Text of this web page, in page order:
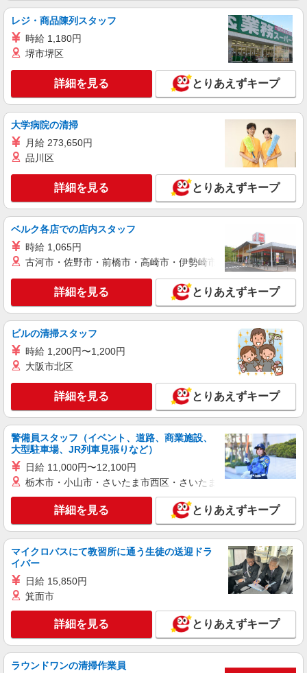
派遣社員
パーソルテンプスタッフ株式会社 中部コーディネートセンター二課
（刈谷）/26-0440845
ートがメインの事務アシ
時給1500円
愛知県刈谷市／最寄駅：刈谷駅、逢妻駅 ●安
城・知立・大府・東浦・高浜からも便利です ≪
車通勤可≫
詳細を見る
パーソルテンプスタッフ株式会社 中部コーディネートセンター二課
（刈谷）/26-0473028
＜ゼロから始める経理のお仕事＞引継ぎシッカ
時給1550円
愛知県刈谷市／最寄駅：刈谷駅、知立駅 名
古屋から電車で約20分♪安城市や岡崎などからも通
勤しやすい ≪車通勤可≫ 無料駐車場あり♪
キープ 詳細を見る
派遣社員
パーソルテンプスタッフ株式会社 中部コーディネートセンター二課
サポート業務がメイン！展示会の準備やデータ
時給1530円
愛知県刈谷市／最寄駅：刈谷駅、知立駅 大
府から車で15分/三河安城から車で20分 ≪車通
勤可≫ ※ご自身で月極駐車場の契約をすればお車
通勤可能です♪
キープ 詳細を見る
パーソルテンプスタッフ株式会社 中部コーディネートセンター二課
（刈谷）/26-0539175
9月開始★グローバルに海外展開する大手商社
時給1500円〜1520円（経験・能力による）
からだけでなく大府・名古屋方面からも通勤便利
です ≪車通勤可≫ ■ご自身で月極駐車場代負担
すればお車通勤可能です
キープ 詳細を見る
レジ・商品陳列スタッフ
時給 1,180円
堺市堺区
詳細を見る とりあえずキープ
大学病院の清掃
月給 273,650円
品川区
詳細を見る とりあえずキープ
ベルク各店での店内スタッフ
時給 1,065円
古河市・佐野市・前橋市・高崎市・伊勢崎市・太田市・館林市
詳細を見る とりあえずキープ
ビルの清掃スタッフ
時給 1,200円〜1,200円
大阪市北区
詳細を見る とりあえずキープ
警備員スタッフ（イベント、道路、商業施設、
大型駐車場、JR列車見張りなど）
日給 11,000円〜12,100円
栃木市・小山市・さいたま市西区・さいたま市岩槻区・久喜市・
詳細を見る とりあえずキープ
マイクロバスにて教習所に通う生徒の送迎ドラ
イバー
日給 15,850円
箕面市
詳細を見る とりあえずキープ
ラウンドワンの清掃作業員